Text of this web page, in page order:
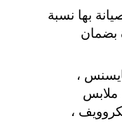
بها نسبة
بضمان
،
ملابس
،